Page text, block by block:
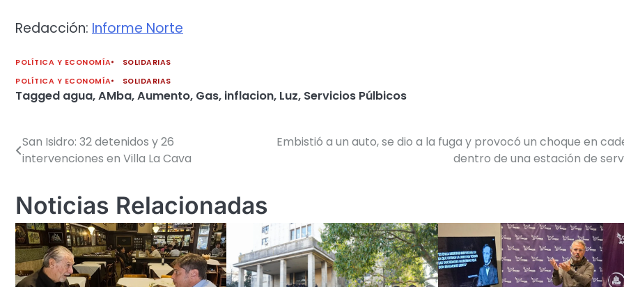
Redacción: Informe Norte
POLÍTICA Y ECONOMÍA
SOLIDARIAS
POLÍTICA Y ECONOMÍA
SOLIDARIAS
Tagged agua,AMba,Aumento, Gas, inflacion, Luz, Servicios Púlbicos
Navegación
entradas
San Isidro: 32 detenidos y 26
intervenciones en Villa La Cava
Embistió a un auto, se dio a la fuga y provocó un choque en
dentro de una estación de
Noticias Relacionadas